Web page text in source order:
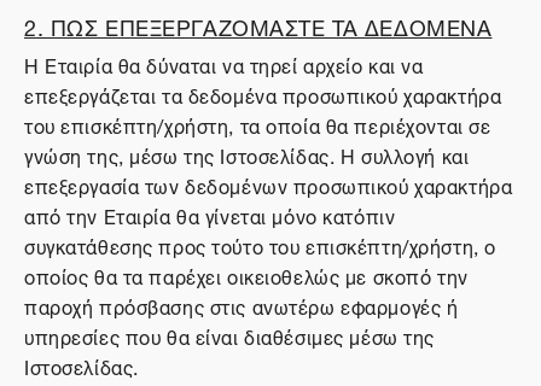
2. ΠΩΣ ΕΠΕΞΕΡΓΑΖΟΜΑΣΤΕ ΤΑ ΔΕΔΟΜΕΝΑ
Η Εταιρία θα δύναται να τηρεί αρχείο και να
επεξεργάζεται τα δεδομένα προσωπικού χαρακτήρα
του επισκέπτη/χρήστη, τα οποία θα περιέχονται σε
γνώση της, μέσω της Ιστοσελίδας. Η συλλογή και
επεξεργασία των δεδομένων προσωπικού χαρακτήρα
από την Εταιρία θα γίνεται μόνο κατόπιν
συγκατάθεσης προς τούτο του επισκέπτη/χρήστη, ο
οποίος θα τα παρέχει οικειοθελώς με σκοπό την
παροχή πρόσβασης στις ανωτέρω εφαρμογές ή
υπηρεσίες που θα είναι διαθέσιμες μέσω της
Ιστοσελίδας.